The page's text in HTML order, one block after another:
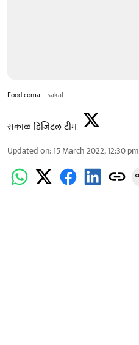
Food coma sakal
सकाळ डिजिटल टीम
Updated on:15 March 2022, 12:30 pm